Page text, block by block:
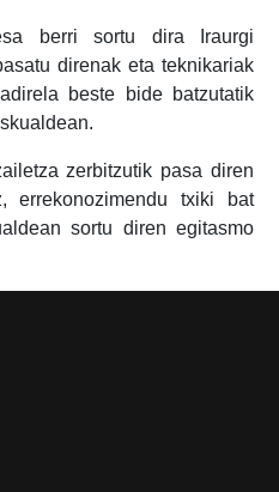
berri sortu dira Iraurgi
direnak eta teknikariak
beste bide batzutatik
zerbitzutik pasa diren
errekonozimendu txiki bat
sortu diren egitasmo